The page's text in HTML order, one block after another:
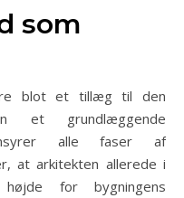
som
blot et tillæg til den
et grundlæggende
alle faser af
at arkitekten allerede i
for bygningens